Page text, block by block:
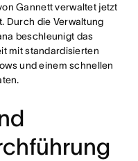
Gannett verwaltet jetzt
Durch die Verwaltung
beschleunigt das
mit standardisierten
und einem schnellen